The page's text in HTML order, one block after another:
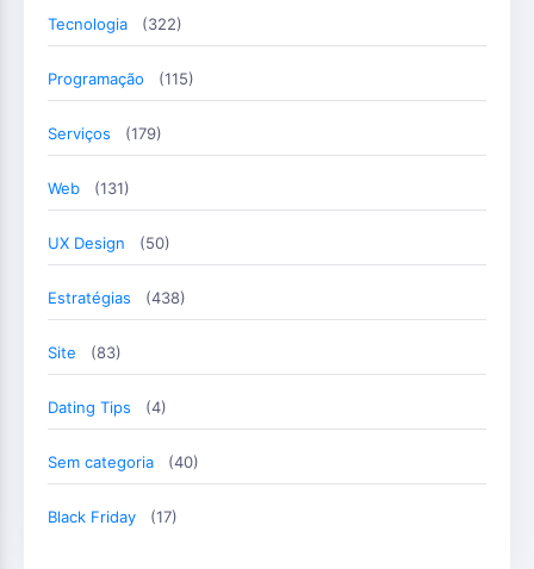
Tecnologia (322)
Programação (115)
Serviços (179)
Web (131)
UX Design (50)
Estratégias (438)
Site (83)
Dating Tips (4)
Sem categoria (40)
Black Friday (17)